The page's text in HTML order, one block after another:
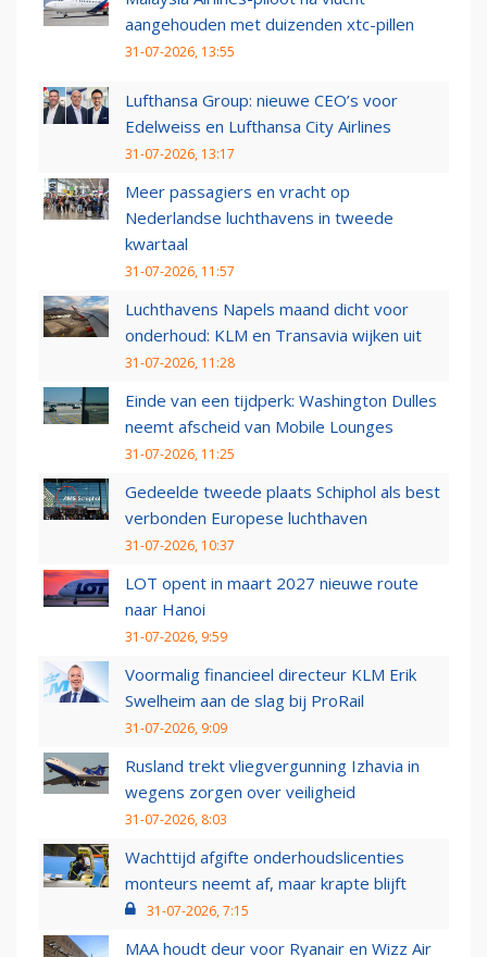
aangehouden met duizenden xtc-pillen
31-07-2026, 13:55
Lufthansa Group: nieuwe CEO’s voor
Edelweiss en Lufthansa City Airlines
31-07-2026, 13:17
Meer passagiers en vracht op
Nederlandse luchthavens in tweede
kwartaal
31-07-2026, 11:57
Luchthavens Napels maand dicht voor
onderhoud: KLM en Transavia wijken uit
31-07-2026, 11:28
Einde van een tijdperk: Washington Dulles
neemt afscheid van Mobile Lounges
31-07-2026, 11:25
Gedeelde tweede plaats Schiphol als best
verbonden Europese luchthaven
31-07-2026, 10:37
LOT opent in maart 2027 nieuwe route
naar Hanoi
31-07-2026, 9:59
Voormalig financieel directeur KLM Erik
Swelheim aan de slag bij ProRail
31-07-2026, 9:09
Rusland trekt vliegvergunning Izhavia in
wegens zorgen over veiligheid
31-07-2026, 8:03
Wachttijd afgifte onderhoudslicenties
monteurs neemt af, maar krapte blijft
31-07-2026, 7:15
MAA houdt deur voor Ryanair en Wizz Air